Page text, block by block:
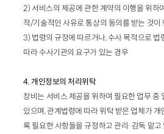
2) 서비스의 제공에 관한 계약의 이행을 위하
적/기술적인 사유로 통상의 동의를 받는 것이
3) 법령의 규정에 따르거나, 수사 목적으로 법
따라 수사기관의 요구가 있는 경우
4. 개인정보의 처리위탁
창비는 서비스 제공을 위하여 필요한 업무 중
있으며, 관계법령에 따라 위탁 받은 업체가
록 필요한 사항들을 규정하고 관리·감독 맡고